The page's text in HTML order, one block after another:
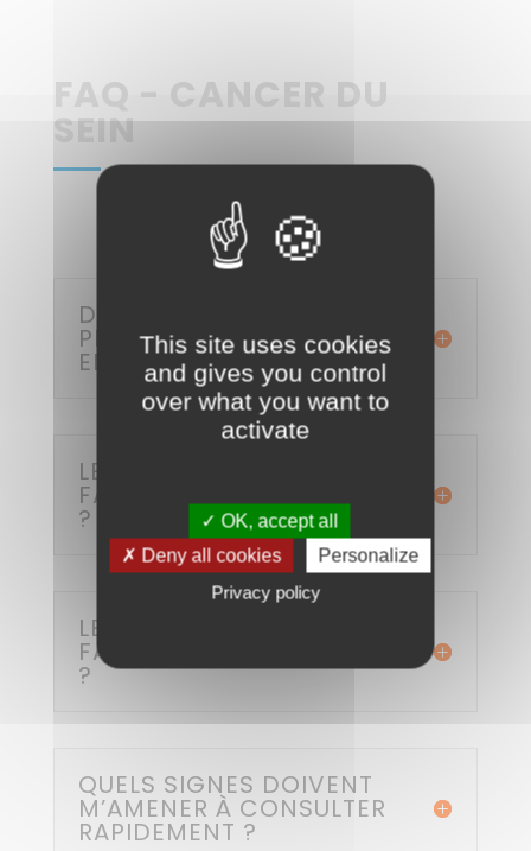
FAQ - CANCER DU
SEIN
DANS QUELS CAS
PRENDRE RENDEZ‑VOUS
EN SÉNOLOGIE ?
LE CANCER DU SEIN
FAIT‑IL FORCÉMENT MAL
?
LE CANCER DU SEIN
FAIT‑IL FORCÉMENT MAL
?
QUELS SIGNES DOIVENT
M’AMENER À CONSULTER
RAPIDEMENT ?
This site uses cookies
and gives you control
over what you want to
activate
✓ OK, accept all
✗ Deny all cookies
Personalize
Privacy policy